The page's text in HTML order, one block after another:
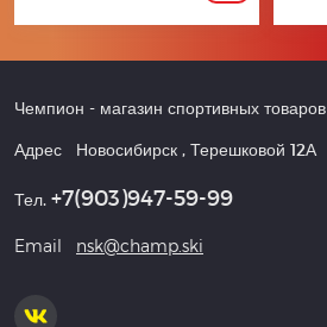
Чемпион - магазин спортивных товаров
Адрес Новосибирск , Терешковой 12А
Тел. +7(903)947-59-99
Email nsk@champ.ski